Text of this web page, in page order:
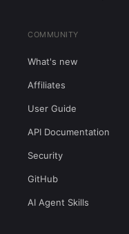
COMMUNITY
What's new
Affiliates
User Guide
API Documentation
Security
GitHub
AI Agent Skills